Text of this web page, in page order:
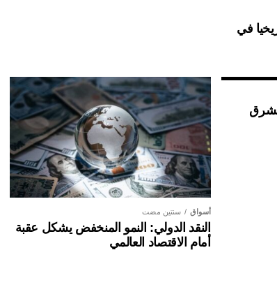
في
أسواق سنتين مضت
النقد الدولي: النمو المنخفض يشكل عقبة
أمام الاقتصاد العالمي